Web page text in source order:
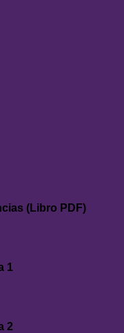
(Libro PDF)
1
2